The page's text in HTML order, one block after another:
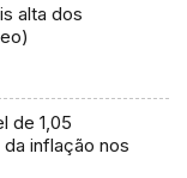
alta dos
de 1,05
inflação nos